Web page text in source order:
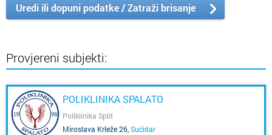
Uredi ili dopuni podatke / Zatraži brisanje
Provjereni subjekti:
POLIKLINIKA SPALATO
Poliklinika Split
Miroslava Krleže 26 Sućidar